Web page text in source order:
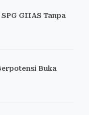
GIIAS Tanpa
Buka